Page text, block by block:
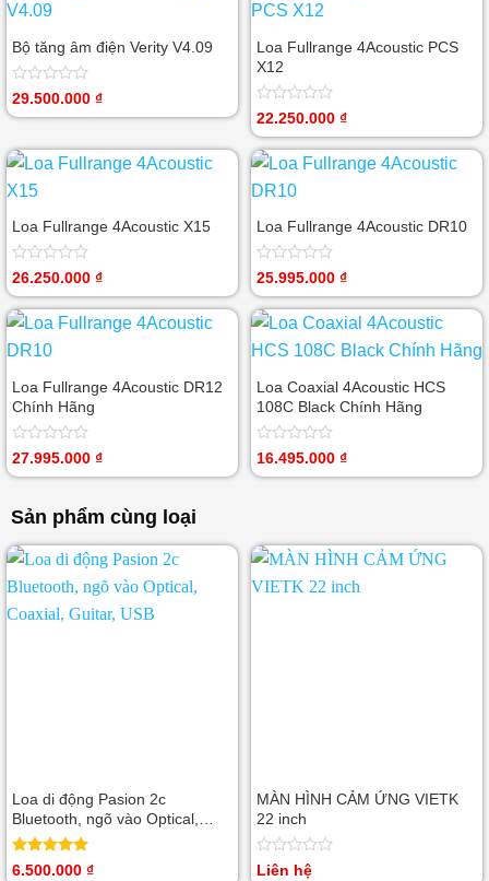
Bộ tăng âm điện Verity V4.09
Được
5
sao
29.500.000 ₫
Loa Fullrange 4Acoustic PCS
X12
Được
hạng
0
sao
22.250.000 ₫
Loa Fullrange 4Acoustic X15
Được
hạng
0
sao
26.250.000 ₫
Loa Fullrange 4Acoustic DR10
Được
hạng
0
sao
25.995.000 ₫
Loa Fullrange 4Acoustic DR12
Chính Hãng
Được
5
27.995.000 ₫
Loa Coaxial 4Acoustic HCS
108C Black Chính Hãng
Được
16.495.000 ₫
Sản phẩm cùng loại
Loa di động Pasion 2c
Bluetooth, ngõ vào Optical,
Coaxial, Guitar, USB
Được xếp
6.500.000 ₫
MÀN HÌNH CẢM ỨNG VIETK
22 inch
Được
Liên hệ